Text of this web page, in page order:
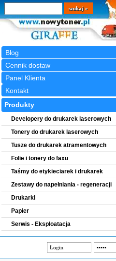
Blog
Cennik dostaw
Panel Klienta
Kontakt
Wyszukiwarka
szukaj
Produkty
Developery do drukarek laserowych
Tonery do drukarek laserowych
Tusze do drukarek atramentowych
Folie i tonery do faxu
Taśmy do etykieciarek i drukarek
Zestawy do napełniania - regeneracji
Drukarki
Papier
Serwis - Eksploatacja